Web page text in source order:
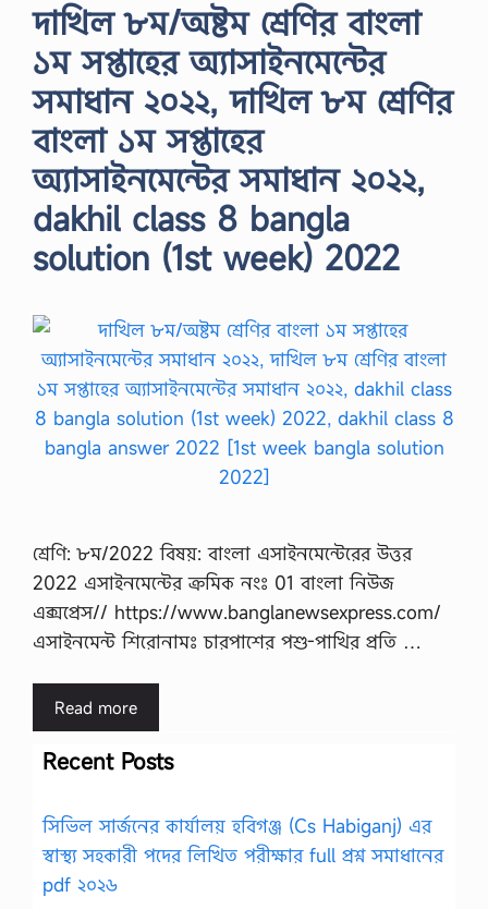
দাখিল ৮ম/অষ্টম শ্রেণির বাংলা
১ম সপ্তাহের অ্যাসাইনমেন্টের
সমাধান ২০২২, দাখিল ৮ম শ্রেণির
বাংলা ১ম সপ্তাহের
অ্যাসাইনমেন্টের সমাধান ২০২২,
dakhil class 8 bangla
solution (1st week) 2022
শ্রেণি: ৮ম/2022 বিষয়: বাংলা এসাইনমেন্টেরের উত্তর
2022 এসাইনমেন্টের ক্রমিক নংঃ 01 বাংলা নিউজ
এক্সপ্রেস// https://www.banglanewsexpress.com/
এসাইনমেন্ট শিরোনামঃ চারপাশের পশু-পাখির প্রতি …
Read more
Recent Posts
সিভিল সার্জনের কার্যালয় হবিগঞ্জ (Cs Habiganj) এর
স্বাস্থ্য সহকারী পদের লিখিত পরীক্ষার full প্রশ্ন সমাধানের
pdf ২০২৬